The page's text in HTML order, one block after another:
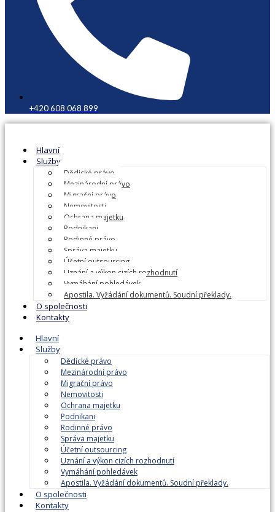
+420 608 068 899
Hlavní
Služby
Dědické právo
Mezinárodní právo
Migrační právo
Nemovitosti
Ochrana majetku
Podnikani
Rodinné právo
Správa majetku
Účetní outsourcing
Uznání a výkon cizích rozhodnutí
Vymáhání pohledávek
Apostila. Vyžádání dokumentů. Soudní překlady.
O společnosti
Kontakty
Hlavní
Služby
Dědické právo
Mezinárodní právo
Migrační právo
Nemovitosti
Ochrana majetku
Podnikani
Rodinné právo
Správa majetku
Účetní outsourcing
Uznání a výkon cizích rozhodnutí
Vymáhání pohledávek
Apostila. Vyžádání dokumentů. Soudní překlady.
O společnosti
Kontakty